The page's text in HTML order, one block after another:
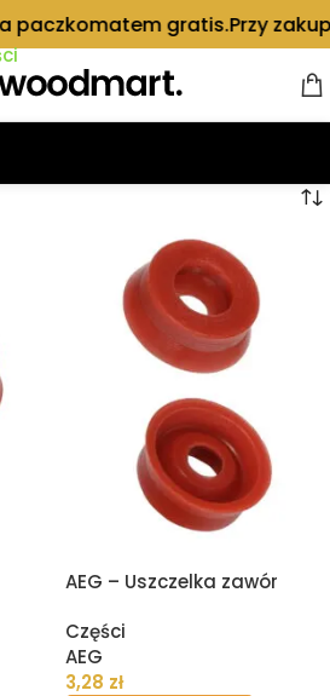
paczkomatem gratis.Przy
AEG – Uszczelka zawór
Części
AEG
3,28 zł